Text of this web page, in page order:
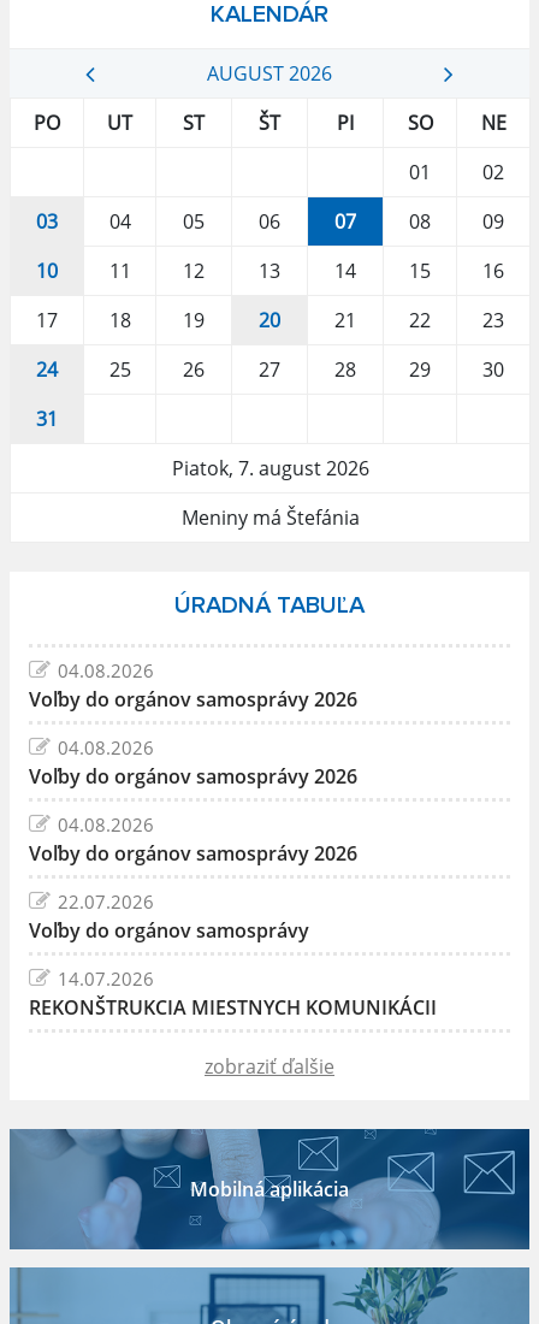
KALENDÁR
AUGUST 2026
PO
UT ST ŠT PI SO
NE
01
02
03
04 05 06 07 08
09
10
11 12 13 14 15
16
17
18 19 20 21 22
23
24
25 26 27 28 29
30
31
Piatok, 7. august 2026
Meniny má Štefánia
ÚRADNÁ TABUĽA
04.08.2026
Voľby do orgánov samosprávy 2026
04.08.2026
Voľby do orgánov samosprávy 2026
04.08.2026
Voľby do orgánov samosprávy 2026
22.07.2026
Voľby do orgánov samosprávy
14.07.2026
REKONŠTRUKCIA MIESTNYCH KOMUNIKÁCII
zobraziť ďalšie
Mobilná aplikácia